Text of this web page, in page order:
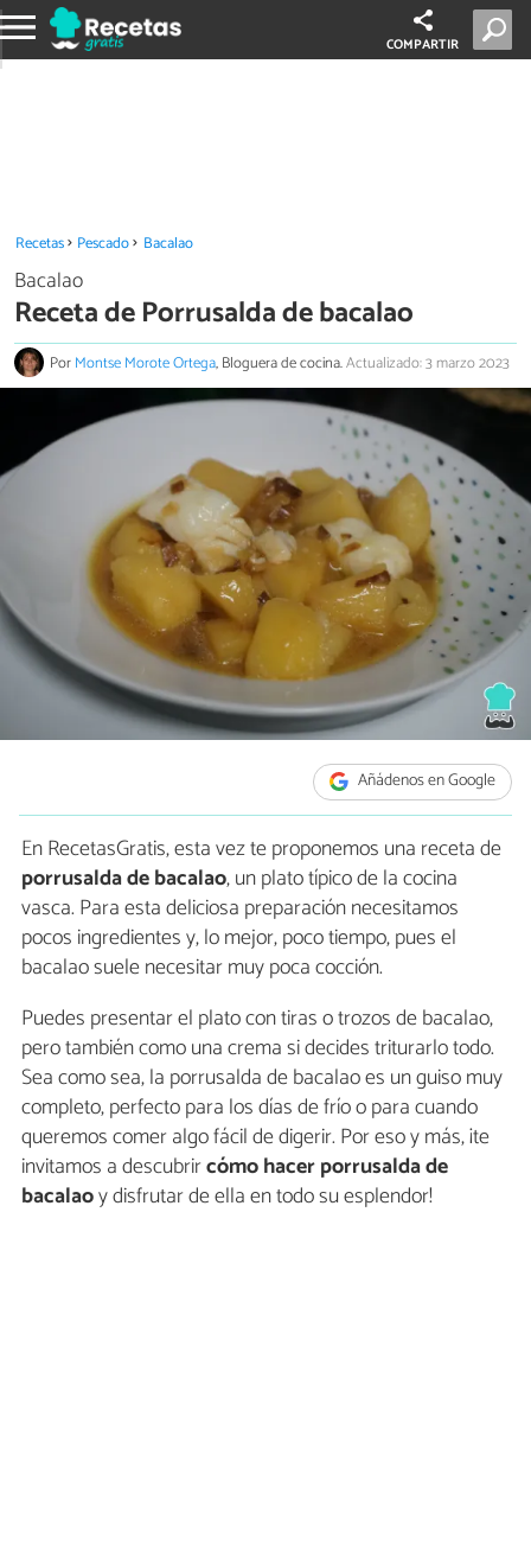
COMPARTIR
Recetas Pescado Bacalao
Bacalao
Receta de Porrusalda de bacalao
PorMontse Morote Ortega, Bloguera de cocina.Actualizado: 3 marzo 2023
Añádenos en Google
En RecetasGratis, esta vez te proponemos una receta de
porrusalda de bacalao, un plato típico de la cocina
vasca. Para esta deliciosa preparación necesitamos
pocos ingredientes y, lo mejor, poco tiempo, pues el
bacalao suele necesitar muy poca cocción.
Puedes presentar el plato con tiras o trozos de bacalao,
pero también como una crema si decides triturarlo todo.
Sea como sea, la porrusalda de bacalao es un guiso muy
completo, perfecto para los días de frío o para cuando
queremos comer algo fácil de digerir. Por eso y más, ¡te
invitamos a descubrircómo hacer porrusalda de
bacalaoy disfrutar de ella en todo su esplendor!